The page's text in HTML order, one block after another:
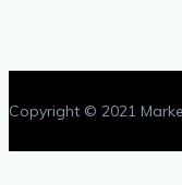
Copyright © 2021